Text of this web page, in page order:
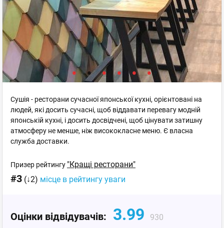
Сушія - ресторани сучасної японської кухні, орієнтовані на
людей, які досить сучасні, щоб віддавати перевагу модній
японській кухні, і досить досвідчені, щоб цінувати затишну
атмосферу не менше, ніж висококласне меню. Є власна
служба доставки.
Призер рейтингу "Кращі ресторани"
#3 (↓2) місце в рейтингу уваги
Оцінки відвідувачів: 3.99 930